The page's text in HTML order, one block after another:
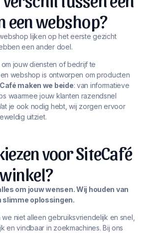
een webshop?
lijken op het eerste gezicht
een ander doel.
jouw diensten of bedrijf te
webshop is ontworpen om producten
maken we beide: van informatieve
waarmee jouw klanten razendsnel
je ook nodig hebt, wij zorgen ervoor
uitziet.
voor SiteCafé
om jouw wensen. Wij houden van
slimme oplossingen.
niet alleen gebruiksvriendelijk en snel,
en vindbaar in zoekmachines. Bij ons